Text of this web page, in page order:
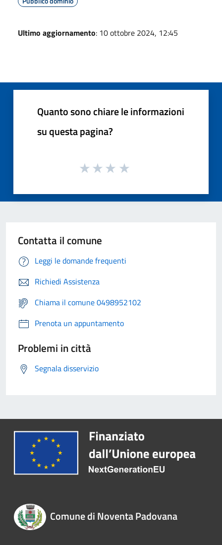
Ultimo aggiornamento: 10 ottobre 2024, 12:45
Quanto sono chiare le informazioni
su questa pagina?
Contatta il comune
Leggi le domande frequenti
Richiedi Assistenza
Chiama il comune 0498952102
Prenota un appuntamento
Problemi in città
Segnala disservizio
Comune di Noventa Padovana